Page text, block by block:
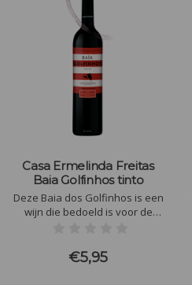
Casa Ermelinda Freitas
Baia Golfinhos tinto
Deze Baia dos Golfinhos is een
wijn die bedoeld is voor de
toegangelijk is en ideaal is om
te schenken per glas.
€5,95